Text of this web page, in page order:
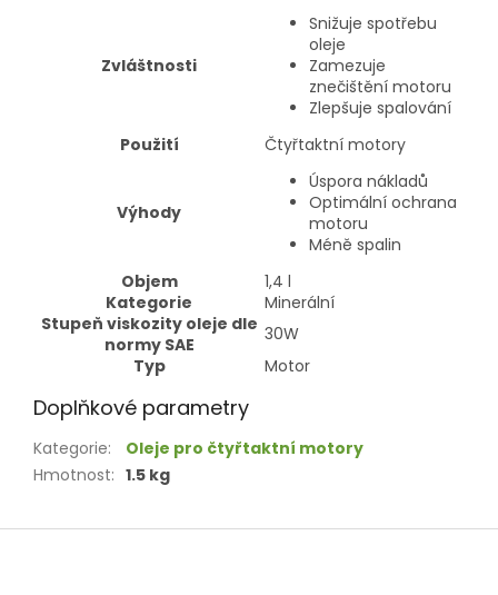
Zvláštnosti
Snižuje spotřebu
oleje
Zamezuje
znečištění motoru
Zlepšuje spalování
Použití
Čtyřtaktní motory
Výhody
Úspora nákladů
Optimální ochrana
motoru
Méně spalin
Objem
1,4 l
Kategorie
Minerální
Stupeň viskozity oleje dle
normy SAE
30W
Typ
Motor
Doplňkové parametry
Kategorie:
Oleje pro čtyřtaktní motory
Hmotnost: 1.5 kg
Z